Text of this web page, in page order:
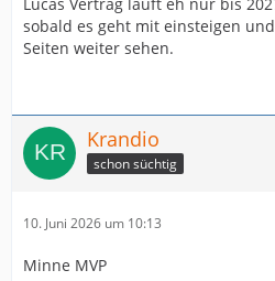
sobald es geht mit einsteigen
Seiten weiter sehen.
Krandio
schon süchtig
10. Juni 2026 um 10:13
Minne MVP